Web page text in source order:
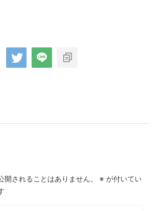
開されることはありません。 ※ が付いてい